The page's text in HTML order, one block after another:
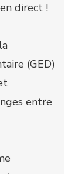
direct !
(GED)
entre